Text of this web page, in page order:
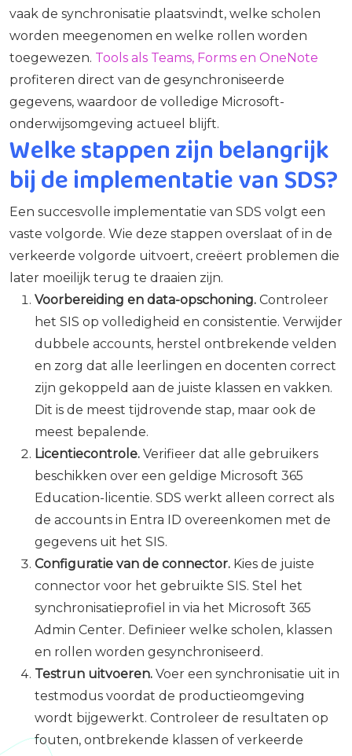
vaak de synchronisatie plaatsvindt, welke scholen
worden meegenomen en welke rollen worden
toegewezen. Tools als Teams, Forms en OneNote
profiteren direct van de gesynchroniseerde
gegevens, waardoor de volledige Microsoft-
onderwijsomgeving actueel blijft.
Welke stappen zijn belangrijk
bij de implementatie van SDS?
Een succesvolle implementatie van SDS volgt een
vaste volgorde. Wie deze stappen overslaat of in de
verkeerde volgorde uitvoert, creëert problemen die
later moeilijk terug te draaien zijn.
Voorbereiding en data-opschoning. Controleer
het SIS op volledigheid en consistentie. Verwijder
dubbele accounts, herstel ontbrekende velden
en zorg dat alle leerlingen en docenten correct
zijn gekoppeld aan de juiste klassen en vakken.
Dit is de meest tijdrovende stap, maar ook de
meest bepalende.
Licentiecontrole. Verifieer dat alle gebruikers
beschikken over een geldige Microsoft 365
Education-licentie. SDS werkt alleen correct als
de accounts in Entra ID overeenkomen met de
gegevens uit het SIS.
Configuratie van de connector. Kies de juiste
connector voor het gebruikte SIS. Stel het
synchronisatieprofiel in via het Microsoft 365
Admin Center. Definieer welke scholen, klassen
en rollen worden gesynchroniseerd.
Testrun uitvoeren. Voer een synchronisatie uit in
testmodus voordat de productieomgeving
wordt bijgewerkt. Controleer de resultaten op
fouten, ontbrekende klassen of verkeerde